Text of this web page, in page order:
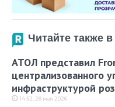
Читайте также
АТОЛ представил
централизованного
инфраструктурой
14:52, 28 мая 2026